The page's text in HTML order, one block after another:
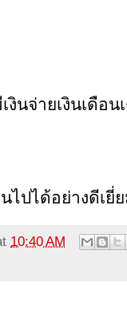
งินจ่ายเงินเดือ
ปได้อย่างดีเยี่
10:40 AM